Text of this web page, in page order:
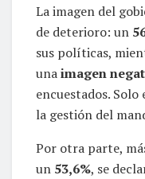
La imagen del
de deterioro: un
sus políticas,
unaimagen
encuestados.
la gestión del
Por otra parte,
un 53,6%, se